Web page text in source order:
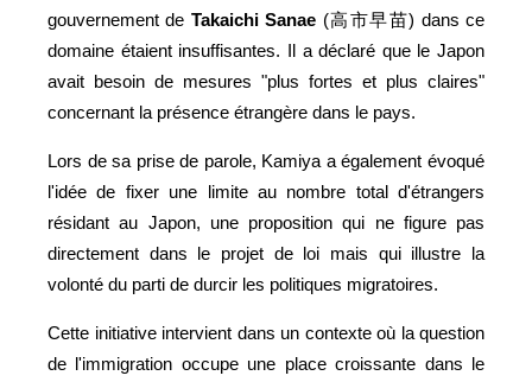
gouvernement de Takaichi Sanae (高市早苗) dans ce
domaine étaient insuffisantes. Il a déclaré que le Japon
avait besoin de mesures "plus fortes et plus claires"
concernant la présence étrangère dans le pays.
Lors de sa prise de parole, Kamiya a également évoqué
l'idée de fixer une limite au nombre total d'étrangers
résidant au Japon, une proposition qui ne figure pas
directement dans le projet de loi mais qui illustre la
volonté du parti de durcir les politiques migratoires.
Cette initiative intervient dans un contexte où la question
de l'immigration occupe une place croissante dans le